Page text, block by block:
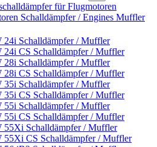
für Flugmotoren
Schalldämpfer / Engines Muffler
24i Schalldämpfer / Muffler
24i CS Schalldämpfer / Muffler
28i Schalldämpfer / Muffler
28i CS Schalldämpfer / Muffler
35i Schalldämpfer / Muffler
35i CS Schalldämpfer / Muffler
55i Schalldämpfer / Muffler
55i CS Schalldämpfer / Muffler
55Xi Schalldämpfer / Muffler
55Xi CS Schalldämpfer / Muffler